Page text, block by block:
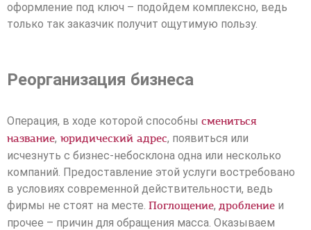
оформление под ключ – подойдем комплексно, ведь
только так заказчик получит ощутимую пользу.
Реорганизация бизнеса
Операция, в ходе которой способны смениться
название, юридический адрес, появиться или
исчезнуть с бизнес-небосклона одна или несколько
компаний. Предоставление этой услуги востребовано
в условиях современной действительности, ведь
фирмы не стоят на месте. Поглощение, дробление и
прочее – причин для обращения масса. Оказываем